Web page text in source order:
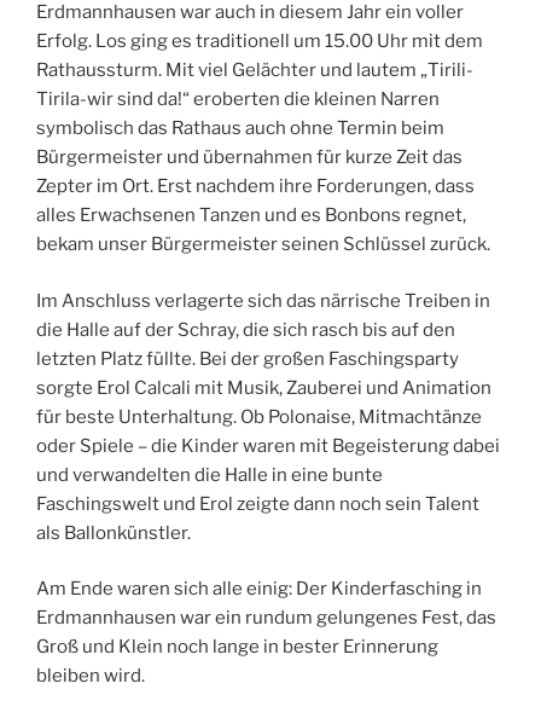
Erdmannhausen war auch in diesem Jahr ein voller
Erfolg. Los ging es traditionell um 15.00 Uhr mit dem
Rathaussturm. Mit viel Gelächter und lautem „Tirili-
Tirila-wir sind da!“ eroberten die kleinen Narren
symbolisch das Rathaus auch ohne Termin beim
Bürgermeister und übernahmen für kurze Zeit das
Zepter im Ort. Erst nachdem ihre Forderungen, dass
alles Erwachsenen Tanzen und es Bonbons regnet,
bekam unser Bürgermeister seinen Schlüssel zurück.
Im Anschluss verlagerte sich das närrische Treiben in
die Halle auf der Schray, die sich rasch bis auf den
letzten Platz füllte. Bei der großen Faschingsparty
sorgte Erol Calcali mit Musik, Zauberei und Animation
für beste Unterhaltung. Ob Polonaise, Mitmachtänze
oder Spiele – die Kinder waren mit Begeisterung dabei
und verwandelten die Halle in eine bunte
Faschingswelt und Erol zeigte dann noch sein Talent
als Ballonkünstler.
Am Ende waren sich alle einig: Der Kinderfasching in
Erdmannhausen war ein rundum gelungenes Fest, das
Groß und Klein noch lange in bester Erinnerung
bleiben wird.